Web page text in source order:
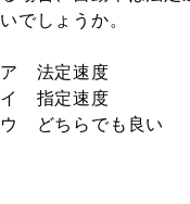
いでしょうか。
ア 法定速度
イ 指定速度
ウ どちらでも良い